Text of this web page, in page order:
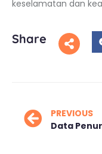
keselamatan dan
Share
PREVIOUS